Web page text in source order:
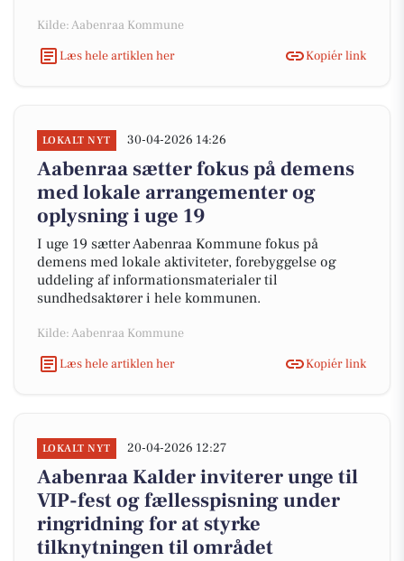
Kilde: Aabenraa Kommune
Læs hele artiklen her
Kopiér link
LOKALT NYT 30-04-2026 14:26
Aabenraa sætter fokus på demens
med lokale arrangementer og
oplysning i uge 19
I uge 19 sætter Aabenraa Kommune fokus på
demens med lokale aktiviteter, forebyggelse og
uddeling af informationsmaterialer til
sundhedsaktører i hele kommunen.
Kilde: Aabenraa Kommune
Læs hele artiklen her
Kopiér link
LOKALT NYT 20-04-2026 12:27
Aabenraa Kalder inviterer unge til
VIP-fest og fællesspisning under
ringridning for at styrke
tilknytningen til området